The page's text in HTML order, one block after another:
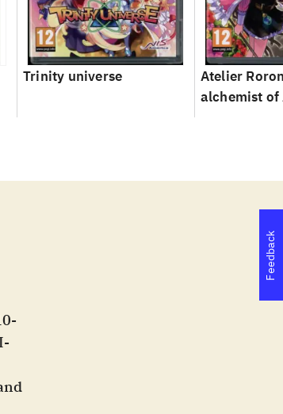
Trinity universe
Atelier
alchemist of
Feedback